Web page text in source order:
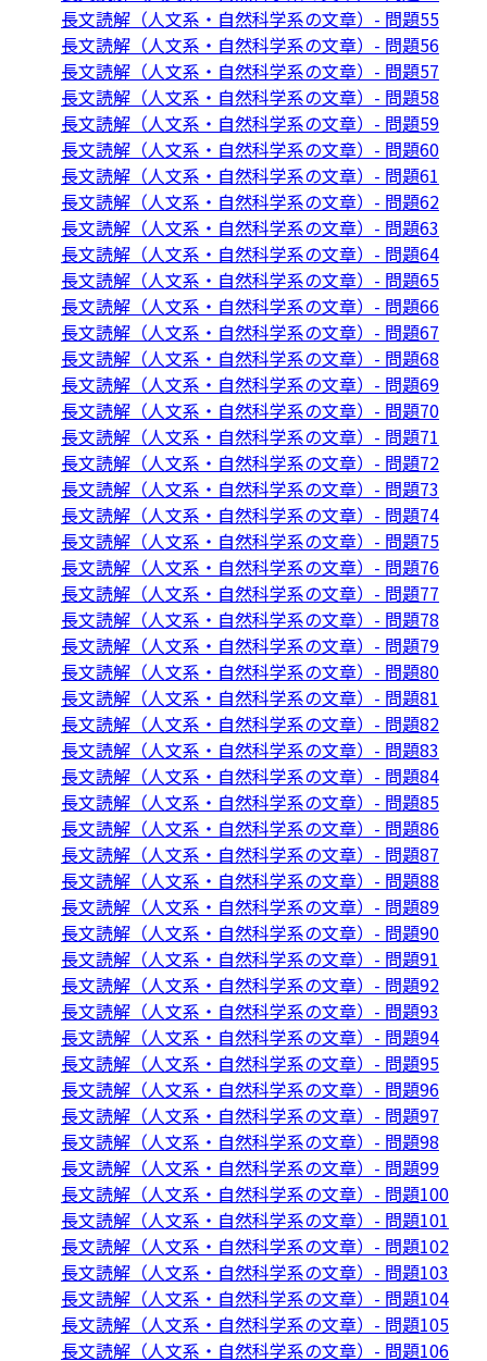
長文読解（人文系・自然科学系の文章）- 問題55
長文読解（人文系・自然科学系の文章）- 問題56
長文読解（人文系・自然科学系の文章）- 問題57
長文読解（人文系・自然科学系の文章）- 問題58
長文読解（人文系・自然科学系の文章）- 問題59
長文読解（人文系・自然科学系の文章）- 問題60
長文読解（人文系・自然科学系の文章）- 問題61
長文読解（人文系・自然科学系の文章）- 問題62
長文読解（人文系・自然科学系の文章）- 問題63
長文読解（人文系・自然科学系の文章）- 問題64
長文読解（人文系・自然科学系の文章）- 問題65
長文読解（人文系・自然科学系の文章）- 問題66
長文読解（人文系・自然科学系の文章）- 問題67
長文読解（人文系・自然科学系の文章）- 問題68
長文読解（人文系・自然科学系の文章）- 問題69
長文読解（人文系・自然科学系の文章）- 問題70
長文読解（人文系・自然科学系の文章）- 問題71
長文読解（人文系・自然科学系の文章）- 問題72
長文読解（人文系・自然科学系の文章）- 問題73
長文読解（人文系・自然科学系の文章）- 問題74
長文読解（人文系・自然科学系の文章）- 問題75
長文読解（人文系・自然科学系の文章）- 問題76
長文読解（人文系・自然科学系の文章）- 問題77
長文読解（人文系・自然科学系の文章）- 問題78
長文読解（人文系・自然科学系の文章）- 問題79
長文読解（人文系・自然科学系の文章）- 問題80
長文読解（人文系・自然科学系の文章）- 問題81
長文読解（人文系・自然科学系の文章）- 問題82
長文読解（人文系・自然科学系の文章）- 問題83
長文読解（人文系・自然科学系の文章）- 問題84
長文読解（人文系・自然科学系の文章）- 問題85
長文読解（人文系・自然科学系の文章）- 問題86
長文読解（人文系・自然科学系の文章）- 問題87
長文読解（人文系・自然科学系の文章）- 問題88
長文読解（人文系・自然科学系の文章）- 問題89
長文読解（人文系・自然科学系の文章）- 問題90
長文読解（人文系・自然科学系の文章）- 問題91
長文読解（人文系・自然科学系の文章）- 問題92
長文読解（人文系・自然科学系の文章）- 問題93
長文読解（人文系・自然科学系の文章）- 問題94
長文読解（人文系・自然科学系の文章）- 問題95
長文読解（人文系・自然科学系の文章）- 問題96
長文読解（人文系・自然科学系の文章）- 問題97
長文読解（人文系・自然科学系の文章）- 問題98
長文読解（人文系・自然科学系の文章）- 問題99
長文読解（人文系・自然科学系の文章）- 問題100
長文読解（人文系・自然科学系の文章）- 問題101
長文読解（人文系・自然科学系の文章）- 問題102
長文読解（人文系・自然科学系の文章）- 問題103
長文読解（人文系・自然科学系の文章）- 問題104
長文読解（人文系・自然科学系の文章）- 問題105
長文読解（人文系・自然科学系の文章）- 問題106